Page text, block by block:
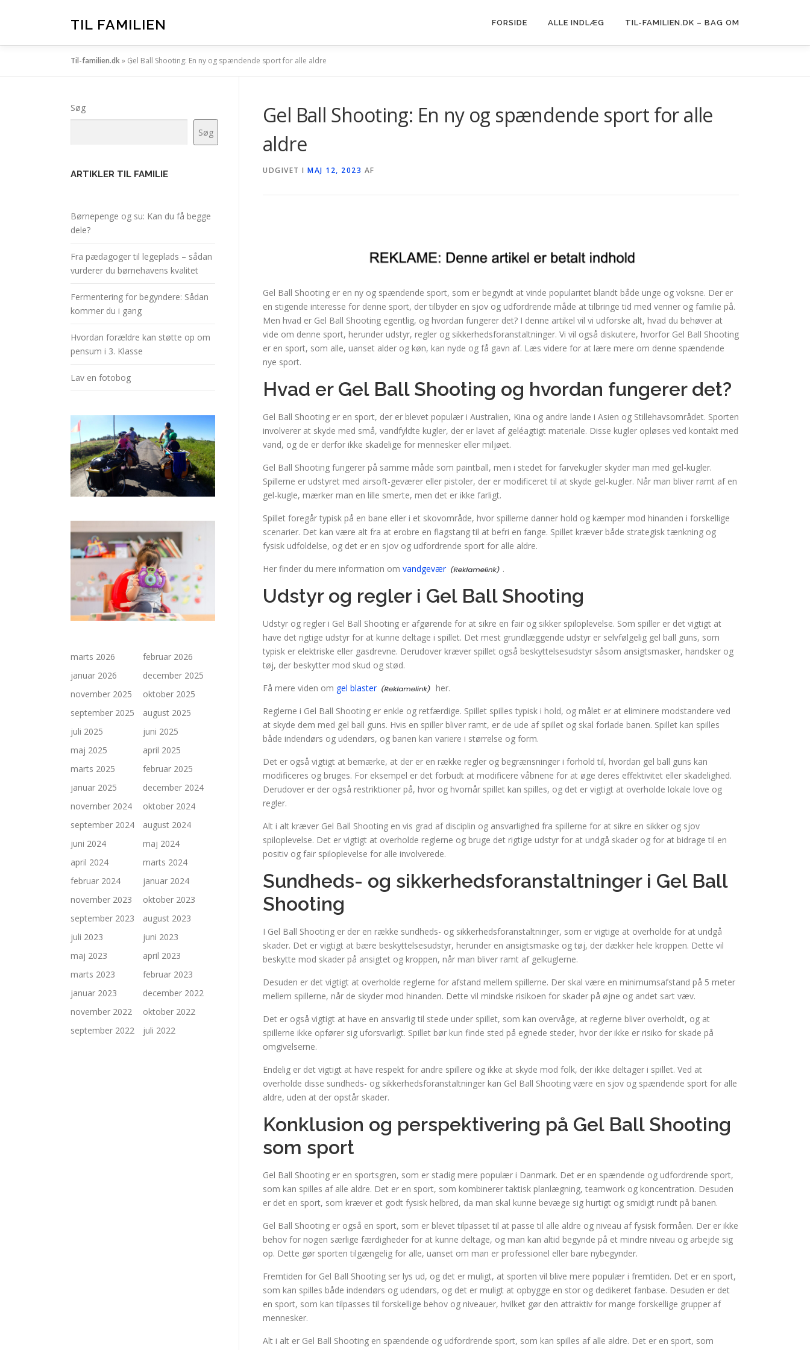
TIL FAMILIEN FORSIDE ALLE INDLÆG TIL-FAMILIEN.DK – BAG OM
Til-familien.dk» Gel Ball Shooting: En ny og spændende sport for alle aldre
Gel Ball Shooting: En ny og spændende sport for alle
aldre
UDGIVET I MAJ 12, 2023 AF
Gel Ball Shooting er en ny og spændende sport, som er begyndt at vinde popularitet blandt både unge og voksne. Der er
en stigende interesse for denne sport, der tilbyder en sjov og udfordrende måde at tilbringe tid med venner og familie på.
Men hvad er Gel Ball Shooting egentlig, og hvordan fungerer det? I denne artikel vil vi udforske alt, hvad du behøver at
vide om denne sport, herunder udstyr, regler og sikkerhedsforanstaltninger. Vi vil også diskutere, hvorfor Gel Ball Shooting
er en sport, som alle, uanset alder og køn, kan nyde og få gavn af. Læs videre for at lære mere om denne spændende
nye sport.
Hvad er Gel Ball Shooting og hvordan fungerer det?
Gel Ball Shooting er en sport, der er blevet populær i Australien, Kina og andre lande i Asien og Stillehavsområdet. Sporten
involverer at skyde med små, vandfyldte kugler, der er lavet af geléagtigt materiale. Disse kugler opløses ved kontakt med
vand, og de er derfor ikke skadelige for mennesker eller miljøet.
Gel Ball Shooting fungerer på samme måde som paintball, men i stedet for farvekugler skyder man med gel-kugler.
Spillerne er udstyret med airsoft-geværer eller pistoler, der er modificeret til at skyde gel-kugler. Når man bliver ramt af en
gel-kugle, mærker man en lille smerte, men det er ikke farligt.
Spillet foregår typisk på en bane eller i et skovområde, hvor spillerne danner hold og kæmper mod hinanden i forskellige
scenarier. Det kan være alt fra at erobre en flagstang til at befri en fange. Spillet kræver både strategisk tænkning og
fysisk udfoldelse, og det er en sjov og udfordrende sport for alle aldre.
Her finder du mere information om vandgevær .
Udstyr og regler i Gel Ball Shooting
Udstyr og regler i Gel Ball Shooting er afgørende for at sikre en fair og sikker spiloplevelse. Som spiller er det vigtigt at
have det rigtige udstyr for at kunne deltage i spillet. Det mest grundlæggende udstyr er selvfølgelig gel ball guns, som
typisk er elektriske eller gasdrevne. Derudover kræver spillet også beskyttelsesudstyr såsom ansigtsmasker, handsker og
tøj, der beskytter mod skud og stød.
Få mere viden om gel blaster
her.
Reglerne i Gel Ball Shooting er enkle og retfærdige. Spillet spilles typisk i hold, og målet er at eliminere modstandere ved
at skyde dem med gel ball guns. Hvis en spiller bliver ramt, er de ude af spillet og skal forlade banen. Spillet kan spilles
både indendørs og udendørs, og banen kan variere i størrelse og form.
Det er også vigtigt at bemærke, at der er en række regler og begrænsninger i forhold til, hvordan gel ball guns kan
modificeres og bruges. For eksempel er det forbudt at modificere våbnene for at øge deres effektivitet eller skadelighed.
Derudover er der også restriktioner på, hvor og hvornår spillet kan spilles, og det er vigtigt at overholde lokale love og
regler.
Alt i alt kræver Gel Ball Shooting en vis grad af disciplin og ansvarlighed fra spillerne for at sikre en sikker og sjov
spiloplevelse. Det er vigtigt at overholde reglerne og bruge det rigtige udstyr for at undgå skader og for at bidrage til en
positiv og fair spiloplevelse for alle involverede.
Sundheds- og sikkerhedsforanstaltninger i Gel Ball
Shooting
I Gel Ball Shooting er der en række sundheds- og sikkerhedsforanstaltninger, som er vigtige at overholde for at undgå
skader. Det er vigtigt at bære beskyttelsesudstyr, herunder en ansigtsmaske og tøj, der dækker hele kroppen. Dette vil
beskytte mod skader på ansigtet og kroppen, når man bliver ramt af gelkuglerne.
Desuden er det vigtigt at overholde reglerne for afstand mellem spillerne. Der skal være en minimumsafstand på 5 meter
mellem spillerne, når de skyder mod hinanden. Dette vil mindske risikoen for skader på øjne og andet sart væv.
Det er også vigtigt at have en ansvarlig til stede under spillet, som kan overvåge, at reglerne bliver overholdt, og at
spillerne ikke opfører sig uforsvarligt. Spillet bør kun finde sted på egnede steder, hvor der ikke er risiko for skade på
omgivelserne.
Endelig er det vigtigt at have respekt for andre spillere og ikke at skyde mod folk, der ikke deltager i spillet. Ved at
overholde disse sundheds- og sikkerhedsforanstaltninger kan Gel Ball Shooting være en sjov og spændende sport for alle
aldre, uden at der opstår skader.
Konklusion og perspektivering på Gel Ball Shooting
som sport
Gel Ball Shooting er en sportsgren, som er stadig mere populær i Danmark. Det er en spændende og udfordrende sport,
som kan spilles af alle aldre. Det er en sport, som kombinerer taktisk planlægning, teamwork og koncentration. Desuden
er det en sport, som kræver et godt fysisk helbred, da man skal kunne bevæge sig hurtigt og smidigt rundt på banen.
Gel Ball Shooting er også en sport, som er blevet tilpasset til at passe til alle aldre og niveau af fysisk formåen. Der er ikke
behov for nogen særlige færdigheder for at kunne deltage, og man kan altid begynde på et mindre niveau og arbejde sig
op. Dette gør sporten tilgængelig for alle, uanset om man er professionel eller bare nybegynder.
Fremtiden for Gel Ball Shooting ser lys ud, og det er muligt, at sporten vil blive mere populær i fremtiden. Det er en sport,
som kan spilles både indendørs og udendørs, og det er muligt at opbygge en stor og dedikeret fanbase. Desuden er det
en sport, som kan tilpasses til forskellige behov og niveauer, hvilket gør den attraktiv for mange forskellige grupper af
mennesker.
Alt i alt er Gel Ball Shooting en spændende og udfordrende sport, som kan spilles af alle aldre. Det er en sport, som
Søg
Søg
ARTIKLER TIL FAMILIE
Børnepenge og su: Kan du få begge
dele?
Fra pædagoger til legeplads – sådan
vurderer du børnehavens kvalitet
Fermentering for begyndere: Sådan
kommer du i gang
Hvordan forældre kan støtte op om
pensum i 3. Klasse
Lav en fotobog
marts 2026
februar 2026
januar 2026
december 2025
november 2025
oktober 2025
september 2025
august 2025
juli 2025
juni 2025
maj 2025
april 2025
marts 2025
februar 2025
januar 2025
december 2024
november 2024
oktober 2024
september 2024
august 2024
juni 2024
maj 2024
april 2024
marts 2024
februar 2024
januar 2024
november 2023
oktober 2023
september 2023
august 2023
juli 2023
juni 2023
maj 2023
april 2023
marts 2023
februar 2023
januar 2023
december 2022
november 2022
oktober 2022
september 2022
juli 2022